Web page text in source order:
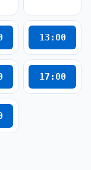
13:00
17:00